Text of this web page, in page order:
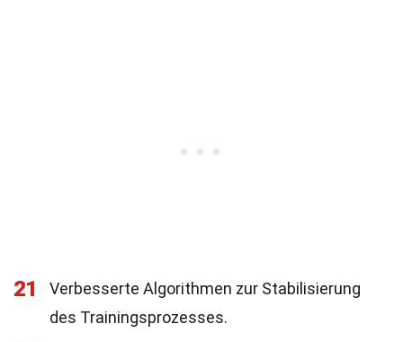
21
Verbesserte Algorithmen zur Stabilisierung
des Trainingsprozesses.